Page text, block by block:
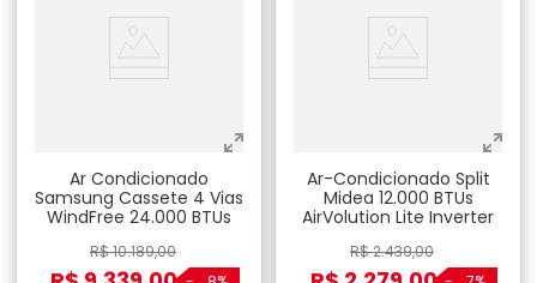
Ar Condicionado
Samsung Cassete 4 Vias
WindFree 24.000 BTUs
R$10.189,00
Ar-Condicionado Split
Midea 12.000 BTUs
AirVolution Lite Inverter
R$2.439,00